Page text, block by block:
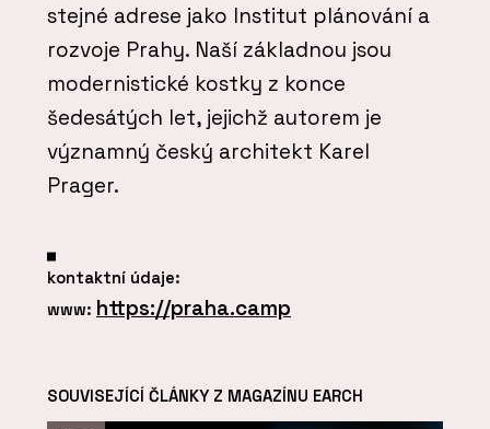
stejné adrese jako Institut plánování a
rozvoje Prahy. Naší základnou jsou
modernistické kostky z konce
šedesátých let, jejichž autorem je
významný český architekt Karel
Prager.
kontaktní údaje:
www: https://praha.camp
SOUVISEJÍCÍ ČLÁNKY Z MAGAZÍNU EARCH